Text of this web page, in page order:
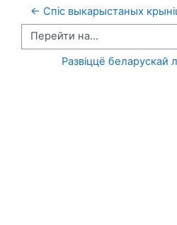
← Спіс выкарыстаных
Перейти на...
Развіццё беларускай